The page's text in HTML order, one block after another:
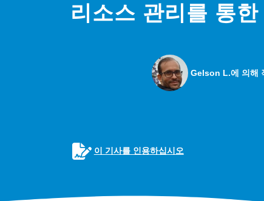
리소스 관리를 통
Gelson L.에 의해
이 기사를 인용하십시오